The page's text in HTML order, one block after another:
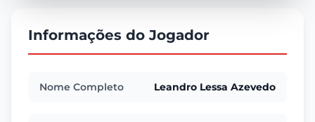
Informações do Jogador
Nome Completo Leandro Lessa Azevedo